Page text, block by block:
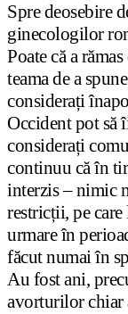
Spre deosebire
ginecologilor
Poate că a
teama de a
considerați
Occident pot să
considerați
continuu că în
interzis – nimic
restricții, pe
urmare în
făcut numai în
Au fost ani,
avorturilor chiar